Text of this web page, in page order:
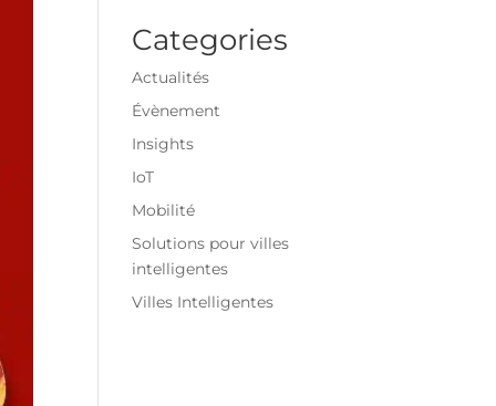
Categories
Actualités
Évènement
Insights
IoT
Mobilité
Solutions pour villes
intelligentes
Villes Intelligentes